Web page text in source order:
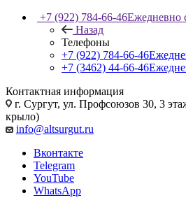
+7 (922) 784-66-46Ежедневно
Назад
Телефоны
+7 (922) 784-66-46
+7 (3462) 44-66-46
Контактная информация
г. Сургут, ул. Профсоюзов 30, 3
крыло)
info@altsurgut.ru
Вконтакте
Telegram
YouTube
WhatsApp